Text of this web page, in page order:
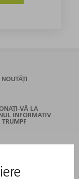
NOUTĂȚI
VĂ LA
INFORMATIV
TRUMPF